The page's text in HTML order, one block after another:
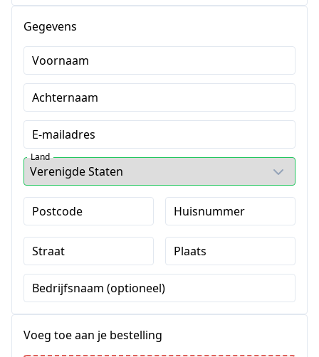
Gegevens
Voornaam
Achternaam
E-mailadres
Land
Postcode Huisnummer
Straat Plaats
Bedrijfsnaam (optioneel)
Voeg toe aan je bestelling